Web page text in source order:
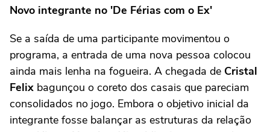
Novo integrante no 'De Férias com o Ex'
Se a saída de uma participante movimentou o
programa, a entrada de uma nova pessoa colocou
ainda mais lenha na fogueira. A chegada de Cristal
Felix bagunçou o coreto dos casais que pareciam
consolidados no jogo. Embora o objetivo inicial da
integrante fosse balançar as estruturas da relação